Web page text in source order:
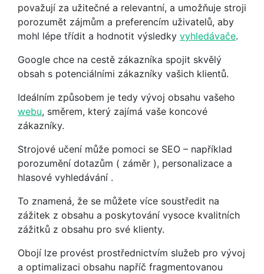
považují za užitečné a relevantní, a umožňuje stroji
porozumět zájmům a preferencím uživatelů, aby
mohl lépe třídit a hodnotit výsledky vyhledávače.
Google chce na cestě zákazníka spojit skvělý
obsah s potenciálními zákazníky vašich klientů.
Ideálním způsobem je tedy vývoj obsahu vašeho
webu, směrem, který zajímá vaše koncové
zákazníky.
Strojové učení může pomoci se SEO – například
porozumění dotazům ( záměr ), personalizace a
hlasové vyhledávání .
To znamená, že se můžete více soustředit na
zážitek z obsahu a poskytování vysoce kvalitních
zážitků z obsahu pro své klienty.
Obojí lze provést prostřednictvím služeb pro vývoj
a optimalizaci obsahu napříč fragmentovanou